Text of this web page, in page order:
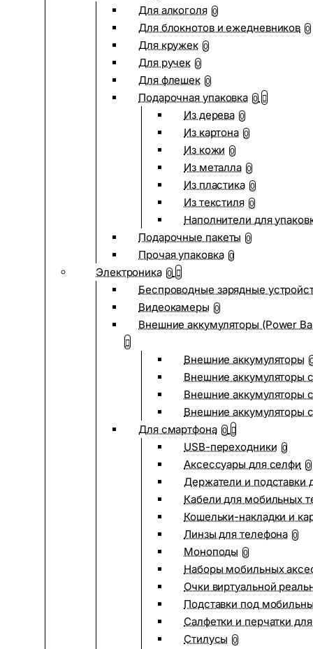
Для алкоголя 0
Для блокнотов и ежедневников 0
Для кружек 0
Для ручек 0
Для флешек 0
Подарочная упаковка 0
Из дерева 0
Из картона 0
Из кожи 0
Из металла 0
Из пластика 0
Из текстиля 0
Наполнители для
Подарочные пакеты 0
Прочая упаковка 0
Электроника 0
Беспроводные зарядные
Видеокамеры 0
Внешние аккумуляторы (Power
Внешние аккумуляторы
Внешние аккумуляторы
Внешние аккумуляторы
Внешние аккумуляторы
Для смартфона 0
USB-переходники 0
Аксессуары для селфи 0
Держатели и подставки
Кабели для мобильных
Кошельки-накладки и
Линзы для телефона 0
Моноподы 0
Наборы мобильных
Очки виртуальной
Подставки под
Салфетки и перчатки
Стилусы 0